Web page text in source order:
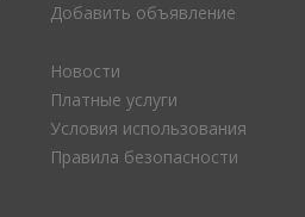
Добавить объявление
Новости
Платные услуги
Условия использования
Правила безопасности